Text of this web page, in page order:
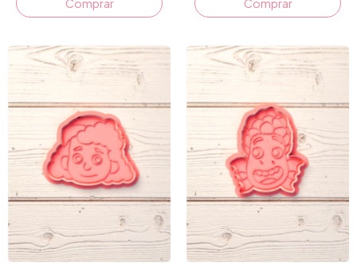
Comprar Comprar